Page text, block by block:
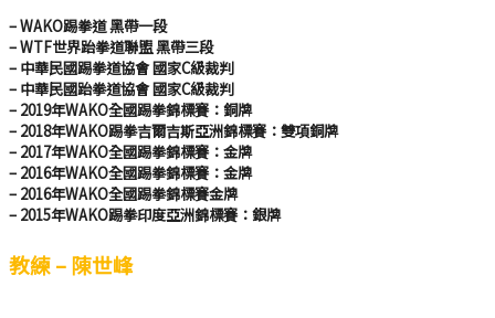
– WAKO踢拳道 黑帶一段
– WTF世界跆拳道聯盟 黑帶三段
– 中華民國踢拳道協會 國家C級裁判
– 中華民國跆拳道協會 國家C級裁判
– 2019年WAKO全國踢拳錦標賽：銅牌
– 2018年WAKO踢拳吉爾吉斯亞洲錦標賽：雙項銅牌
– 2017年WAKO全國踢拳錦標賽：金牌
– 2016年WAKO全國踢拳錦標賽：金牌
– 2016年WAKO全國踢拳錦標賽金牌
– 2015年WAKO踢拳印度亞洲錦標賽：銀牌
教練 – 陳世峰